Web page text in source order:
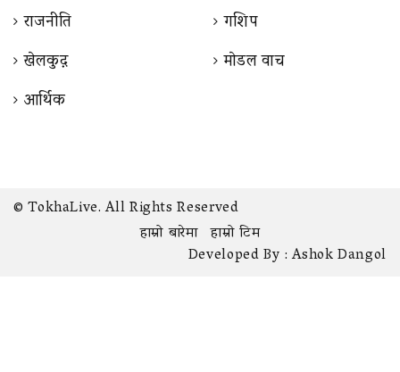
राजनीति
खेलकुद़़
आर्थिक
गशिप
माेडल वाच
© TokhaLive. All Rights Reserved
हाम्रो बारेमा हाम्रो टिम
Developed By :Ashok Dangol